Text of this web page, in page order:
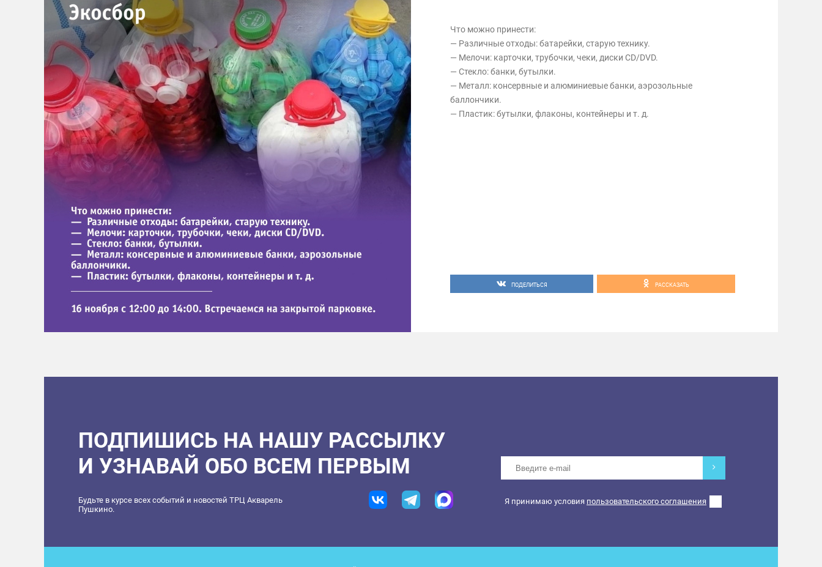
Что можно принести:
— Различные отходы: батарейки, старую технику.
— Мелочи: карточки, трубочки, чеки, диски CD/DVD.
— Стекло: банки, бутылки.
— Металл: консервные и алюминиевые банки, аэрозольные
баллончики.
— Пластик: бутылки, флаконы, контейнеры и т. д.
ПОДЕЛИТЬСЯ РАССКАЗАТЬ
ПОДПИШИСЬ НА НАШУ РАССЫЛКУ
И УЗНАВАЙ ОБО ВСЕМ ПЕРВЫМ
Будьте в курсе всех событий и новостей ТРЦ Акварель
Пушкино.
Я принимаю условия пользовательского соглашения